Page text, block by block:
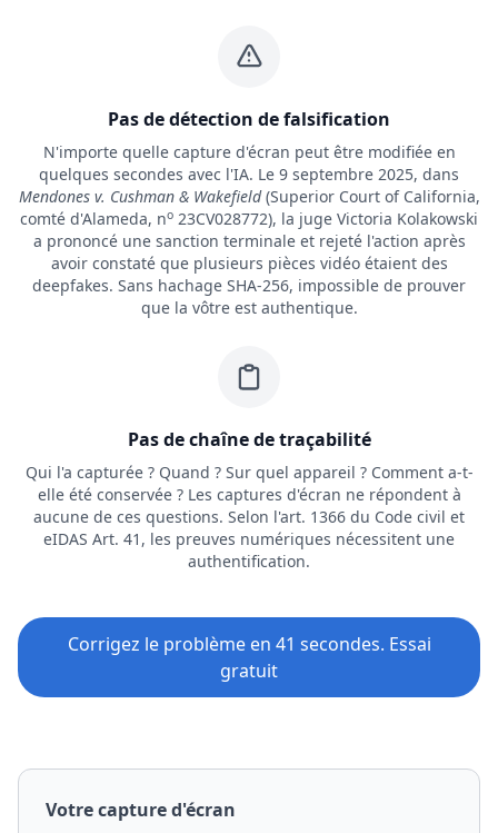
Pas de détection de falsification
N'importe quelle capture d'écran peut être modifiée en
quelques secondes avec l'IA. Le 9 septembre 2025, dans
Mendones v. Cushman & Wakefield(Superior Court of California,
comté d'Alameda, no 23CV028772), la juge Victoria Kolakowski
a prononcé une sanction terminale et rejeté l'action après
avoir constaté que plusieurs pièces vidéo étaient des
deepfakes. Sans hachage SHA-256, impossible de prouver
que la vôtre est authentique.
Pas de chaîne de traçabilité
Qui l'a capturée ? Quand ? Sur quel appareil ? Comment a-t-
elle été conservée ? Les captures d'écran ne répondent à
aucune de ces questions. Selon l'art. 1366 du Code civil et
eIDAS Art. 41, les preuves numériques nécessitent une
authentification.
Corrigez le problème en 41 secondes. Essai
gratuit
Votre capture d'écran